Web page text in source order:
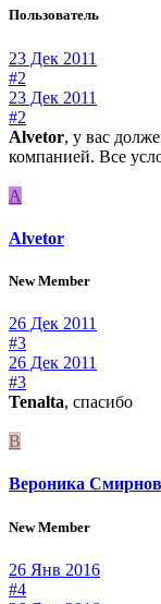
Пользователь
23 Дек 2011
#2
23 Дек 2011
#2
Alvetor, у вас
компанией. Все
A
Alvetor
New Member
26 Дек 2011
#3
26 Дек 2011
#3
Tenalta, спасибо
В
Вероника
New Member
26 Янв 2016
#4